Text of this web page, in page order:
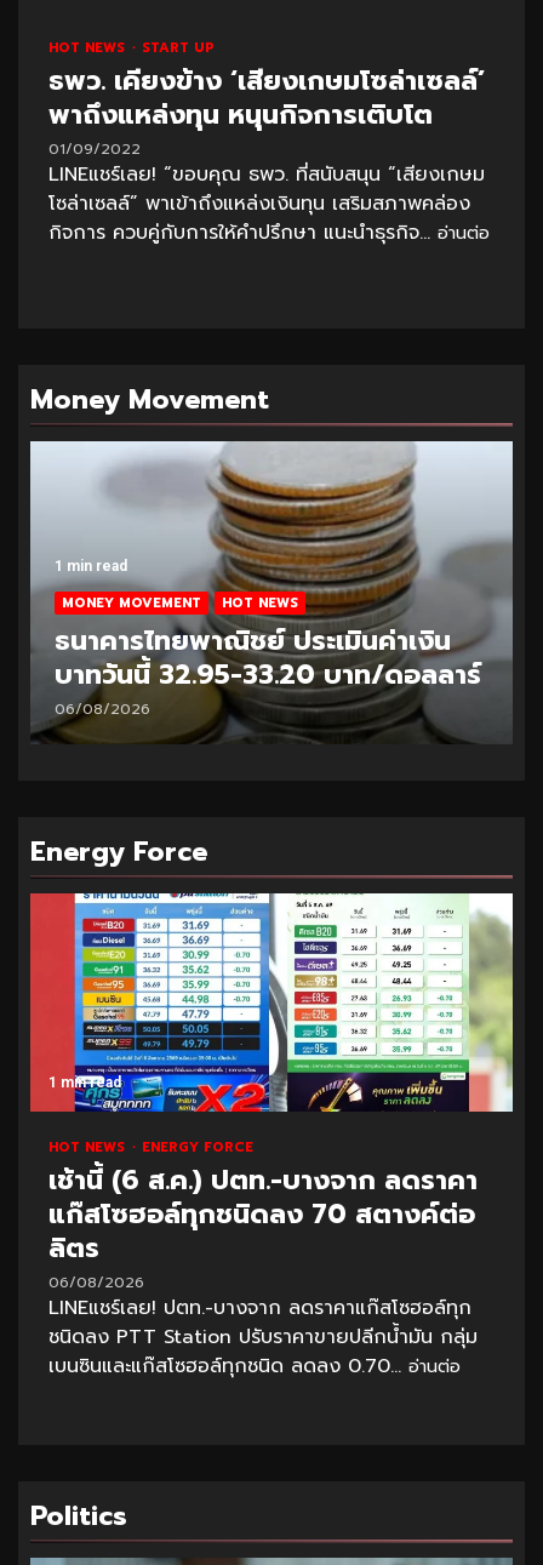
HOT NEWS START UP
ธพว. เคียงข้าง ‘เสียงเกษมโซล่าเซลล์’
พาถึงแหล่งทุน หนุนกิจการเติบโต
01/09/2022
LINEแชร์เลย! “ขอบคุณ ธพว. ที่สนับสนุน “เสียงเกษม
โซล่าเซลล์” พาเข้าถึงแหล่งเงินทุน เสริมสภาพคล่อง
กิจการ ควบคู่กับการให้คำปรึกษา แนะนำธุรกิจ... อ่านต่อ
Money Movement
1 min read
MONEY MOVEMENT HOT NEWS
ธนาคารไทยพาณิชย์ ประเมินค่าเงิน
บาทวันนี้ 32.95-33.20 บาท/ดอลลาร์
06/08/2026
Energy Force
1 min read
HOT NEWS ENERGY FORCE
เช้านี้ (6 ส.ค.) ปตท.-บางจาก ลดราคา
แก๊สโซฮอล์ทุกชนิดลง 70 สตางค์ต่อ
ลิตร
06/08/2026
LINEแชร์เลย! ปตท.-บางจาก ลดราคาแก๊สโซฮอล์ทุก
ชนิดลง PTT Station ปรับราคาขายปลีกน้ำมัน กลุ่ม
เบนซินและแก๊สโซฮอล์ทุกชนิด ลดลง 0.70... อ่านต่อ
Politics